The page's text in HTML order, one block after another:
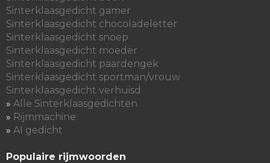
Sinterklaasgedicht gamer
Sinterklaasgedicht chocoladeletter
Sinterklaasgedicht snoep
Sinterklaasgedicht moeder
Sinterklaasgedicht paardengek
Sinterklaasgedicht sportman/vrouw
Sinterklaasgedicht verhuisd
» Alle Sinterklaasgedichten
» Rijmmachine
» AI gedicht
Populaire rijmwoorden